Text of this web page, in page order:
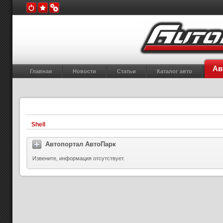
Главная Новости Статьи Каталог авто
Shell
Автопортал АвтоПарк
Извените, информация отсутствует.